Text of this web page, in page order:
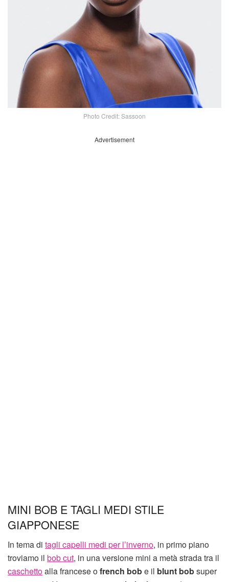
Photo Credit: Sassoon
Advertisement
MINI BOB E TAGLI MEDI STILE
GIAPPONESE
In tema di tagli capelli medi per l’inverno, in primo piano
troviamo il bob cut, in una versione mini a metà strada tra il
caschettoalla francese ofrench bobe il blunt bobsuper